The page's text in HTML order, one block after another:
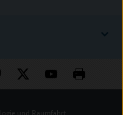
und Raumfahrt